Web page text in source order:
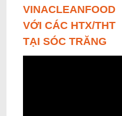
VINACLEANFOOD
VỚI CÁC HTX/THT
TẠI SÓC TRĂNG